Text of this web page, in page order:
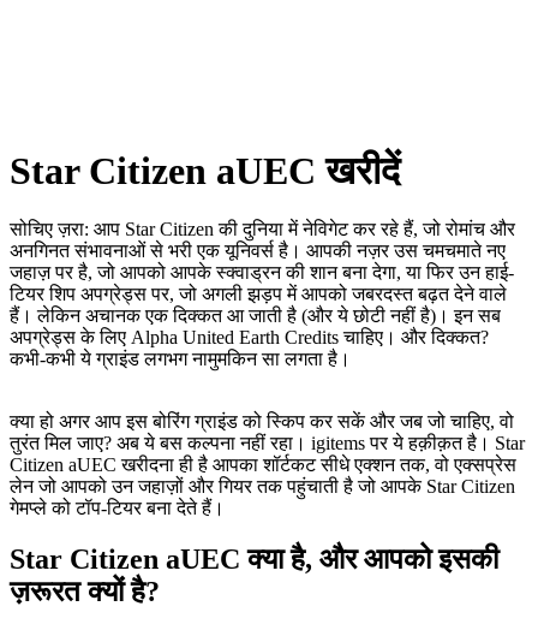
Star Citizen aUEC खरीदें
सोचिए ज़रा: आप Star Citizen की दुनिया में नेविगेट कर रहे हैं, जो रोमांच और
अनगिनत संभावनाओं से भरी एक यूनिवर्स है। आपकी नज़र उस चमचमाते नए
जहाज़ पर है, जो आपको आपके स्क्वाड्रन की शान बना देगा, या फिर उन हाई-
टियर शिप अपग्रेड्स पर, जो अगली झड़प में आपको जबरदस्त बढ़त देने वाले
हैं। लेकिन अचानक एक दिक्कत आ जाती है (और ये छोटी नहीं है)। इन सब
अपग्रेड्स के लिए Alpha United Earth Credits चाहिए। और दिक्कत?
कभी‑कभी ये ग्राइंड लगभग नामुमकिन सा लगता है।
क्या हो अगर आप इस बोरिंग ग्राइंड को स्किप कर सकें और जब जो चाहिए, वो
तुरंत मिल जाए? अब ये बस कल्पना नहीं रहा। igitems पर ये हक़ीक़त है। Star
Citizen aUEC खरीदना ही है आपका शॉर्टकट सीधे एक्शन तक, वो एक्सप्रेस
लेन जो आपको उन जहाज़ों और गियर तक पहुंचाती है जो आपके Star Citizen
गेमप्ले को टॉप‑टियर बना देते हैं।
Star Citizen aUEC क्या है, और आपको इसकी
ज़रूरत क्यों है?